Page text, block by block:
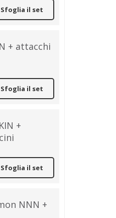
Sfoglia il set
+ attacchi
Sfoglia il set
+
Sfoglia il set
NNN +